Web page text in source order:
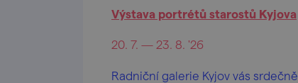
Výstava portrétů starostů Kyjova
20. 7. — 23. 8. '26
Radniční galerie Kyjov vás srdečně